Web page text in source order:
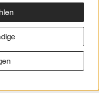
Impressum